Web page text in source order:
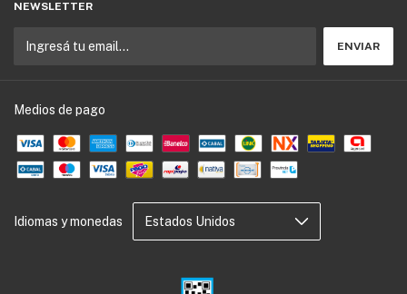
NEWSLETTER
Medios de pago
Idiomas y monedas